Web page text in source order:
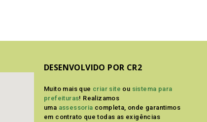
DESENVOLVIDO POR CR2
Muito mais que criar site ou sistema para
prefeituras! Realizamos
uma assessoria completa, onde garantimos
em contrato que todas as exigências